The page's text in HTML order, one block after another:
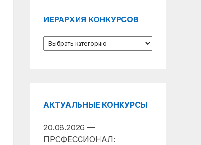
ИЕРАРХИЯ КОНКУРСОВ
АКТУАЛЬНЫЕ КОНКУРСЫ
20.08.2026 —
ПРОФЕССИОНАЛ: